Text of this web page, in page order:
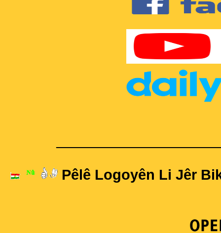
Pêlê Logoyên Li Jêr